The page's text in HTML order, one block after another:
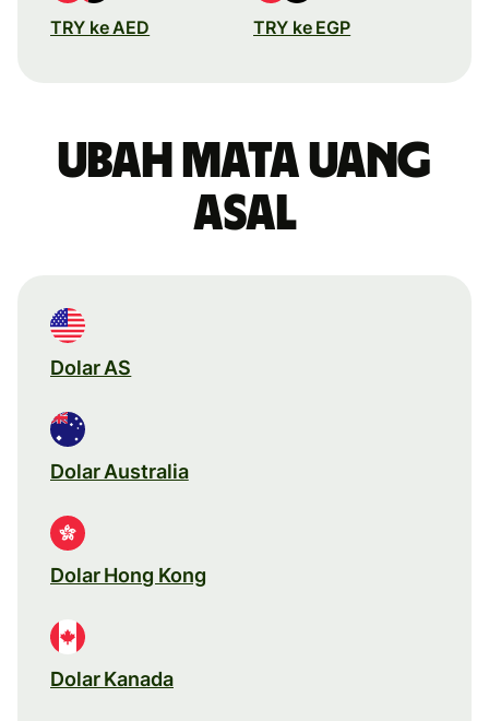
TRY ke AED TRY ke EGP
Ubah mata uang
asal
Dolar AS
Dolar Australia
Dolar Hong Kong
Dolar Kanada